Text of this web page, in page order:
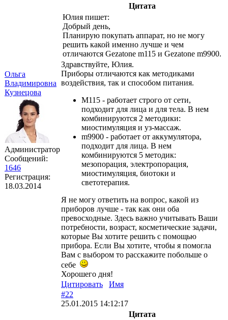
Ольга
Владимировна
Кузнецова
Администратор
Сообщений:
1646
Регистрация:
18.03.2014
Цитата
Юлия пишет:
Добрый день,
Планирую покупать аппарат, но не могу
решить какой именно лучше и чем
отличаются Gezatone m115 и Gezatone m9900.
Здравствуйте, Юлия.
Приборы отличаются как методиками
воздействия, так и способом питания.
M115 - работает строго от сети,
подходит для лица и для тела. В нем
комбинируются 2 методики:
миостимуляция и уз-массаж.
m9900 - работает от аккумулятора,
подходит для лица. В нем
комбинируются 5 методик:
мезопорация, электропорация,
миостимуляция, биотоки и
светотерапия.
Я не могу ответить на вопрос, какой из
приборов лучше - так как они оба
превосходные. Здесь важно учитывать Ваши
потребности, возраст, косметические задачи,
которые Вы хотите решить с помощью
прибора. Если Вы хотите, чтобы я помогла
Вам с выбором то расскажите побольше о
себе
Хорошего дня!
Цитировать
Имя
#22
25.01.2015 14:12:17
Цитата